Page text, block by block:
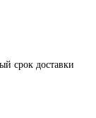
срок доставки